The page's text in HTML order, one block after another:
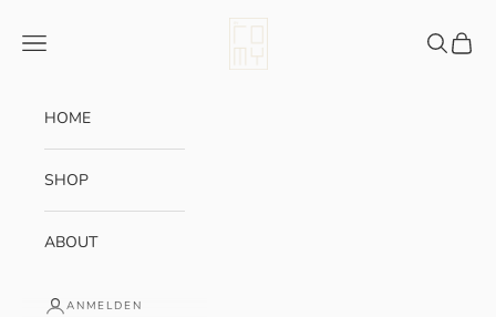
myRomy
Menü Suchen
HOME
SHOP
ABOUT
ANMELDEN